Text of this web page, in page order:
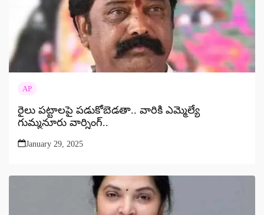
AP
రైలు పట్టాలపై పడుకోబెడతా.. వారికి ఎమ్మెల్యే
గుమ్మనూరు వార్నింగ్..
January 29, 2025